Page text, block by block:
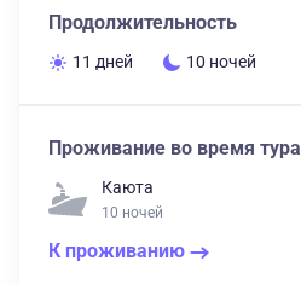
Продолжительность
11 дней 10 ночей
Проживание во время тура
Каюта
10 ночей
К проживанию